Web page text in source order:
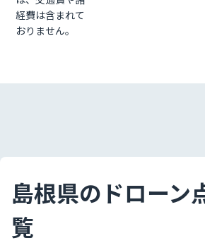
経費は含まれて
おりません。
島根県のドローン
覧